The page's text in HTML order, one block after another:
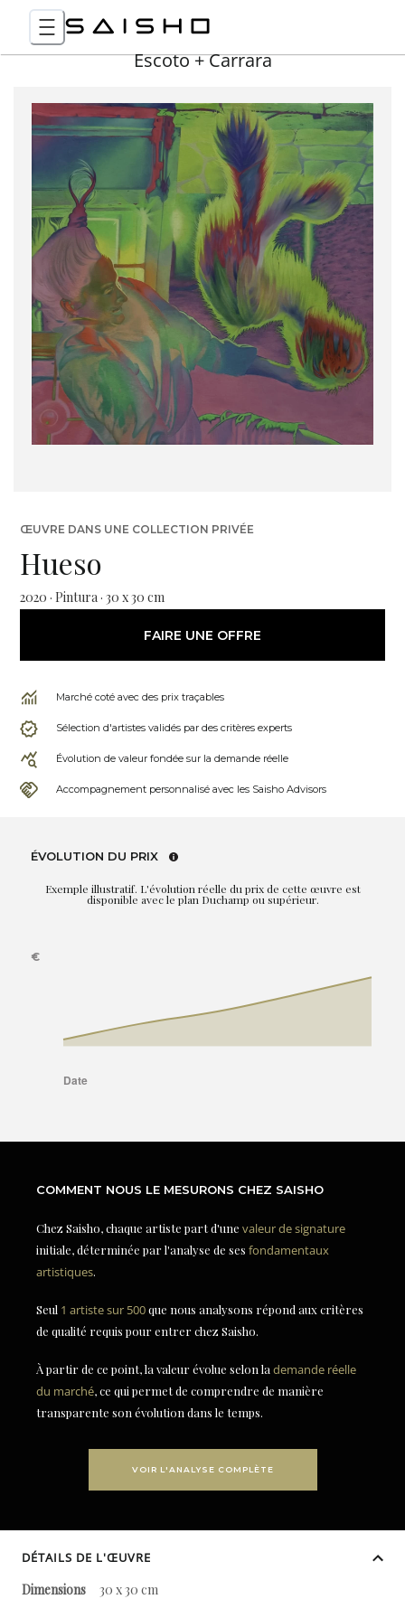
Escoto + Carrara
ŒUVRE DANS UNE COLLECTION PRIVÉE
Hueso
2020 · Pintura · 30 x 30 cm
FAIRE UNE OFFRE
Marché coté avec des prix traçables
Sélection d'artistes validés par des critères experts
Évolution de valeur fondée sur la demande réelle
Accompagnement personnalisé avec les Saisho Advisors
ÉVOLUTION DU PRIX
Exemple illustratif. L'évolution réelle du prix de cette œuvre est
disponible avec le plan Duchamp ou supérieur.
COMMENT NOUS LE MESURONS CHEZ SAISHO
Chez Saisho, chaque artiste part d'une valeur de signature
initiale, déterminée par l'analyse de ses fondamentaux
artistiques.
Seul 1 artiste sur 500que nous analysons répond aux critères
de qualité requis pour entrer chez Saisho.
À partir de ce point, la valeur évolue selon la demande réelle
du marché, ce qui permet de comprendre de manière
transparente son évolution dans le temps.
VOIR L'ANALYSE COMPLÈTE
DÉTAILS DE L'ŒUVRE
Dimensions
30 x 30 cm